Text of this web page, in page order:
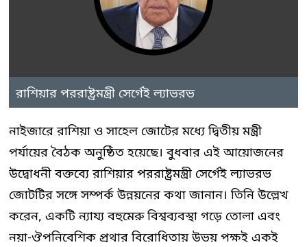
রাশিয়ার পররাষ্ট্রমন্ত্রী সের্গেই ল্যাভরভ
নাইজারে রাশিয়া ও সাহেল জোটের মধ্যে দ্বিতীয় মন্ত্রী
পর্যায়ের বৈঠক অনুষ্ঠিত হয়েছে। বুধবার এই আয়োজনের
উদ্বোধনী বক্তব্যে রাশিয়ার পররাষ্ট্রমন্ত্রী সের্গেই ল্যাভরভ
জোটটির সঙ্গে সম্পর্ক উন্নয়নের কথা জানান। তিনি উল্লেখ
করেন, একটি ন্যায্য বহুমেরু বিশ্বব্যবস্থা গড়ে তোলা এবং
নয়া-ঔপনিবেশিক প্রথার বিরোধিতায় উভয় পক্ষই একই